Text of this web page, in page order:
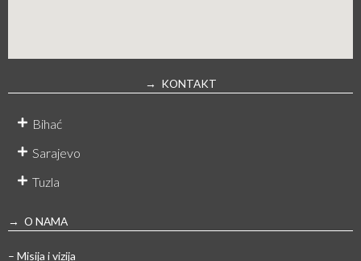
→ KONTAKT
Bihać
Sarajevo
Tuzla
→ O NAMA
– Misija i vizija